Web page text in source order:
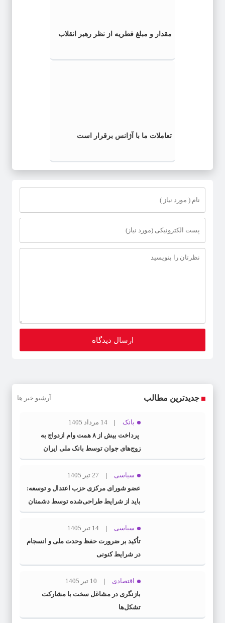
مقدار و مبلغ فطریه از نظر رهبر انقلاب
تعاملات ما با آژانس برقرار است
جدیدترین مطالب آرشیو خبر ها
بانک
14 مرداد 1405
پرداخت بیش از ۸ همت وام ازدواج به
زوج‌های جوان توسط بانک ملی ایران
سیاسی
27 تیر 1405
عضو شورای مرکزی حزب اعتدال و توسعه:
باید از شرایط طراحی‌شده توسط دشمنان
عبور کنیم
سیاسی
14 تیر 1405
تأکید بر ضرورت حفظ وحدت ملی و انسجام
در شرایط کنونی
اقتصادی
10 تیر 1405
بازنگری در مشاغل سخت با مشارکت
تشکل‌ها